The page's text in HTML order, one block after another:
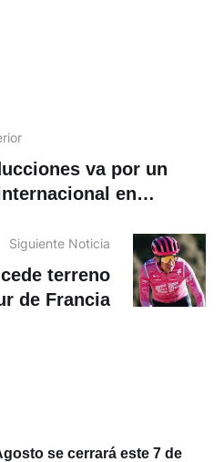
va por un
en
Siguiente Noticia
terreno
de Francia
se cerrará este 7 de